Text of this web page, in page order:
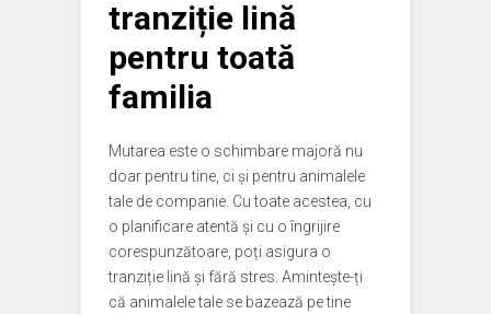
tranziție lină
pentru toată
familia
Mutarea este o schimbare majoră nu
doar pentru tine, ci și pentru animalele
tale de companie. Cu toate acestea, cu
o planificare atentă și cu o îngrijire
corespunzătoare, poți asigura o
tranziție lină și fără stres. Amintește-ți
că animalele tale se bazează pe tine